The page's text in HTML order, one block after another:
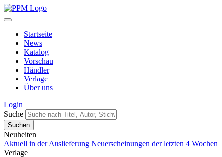
Startseite
News
Katalog
Vorschau
Händler
Verlage
Über uns
Login
Suche
Neuheiten
Aktuell in der Auslieferung Neuerscheinungen der letzten 4 Wochen
Verlage